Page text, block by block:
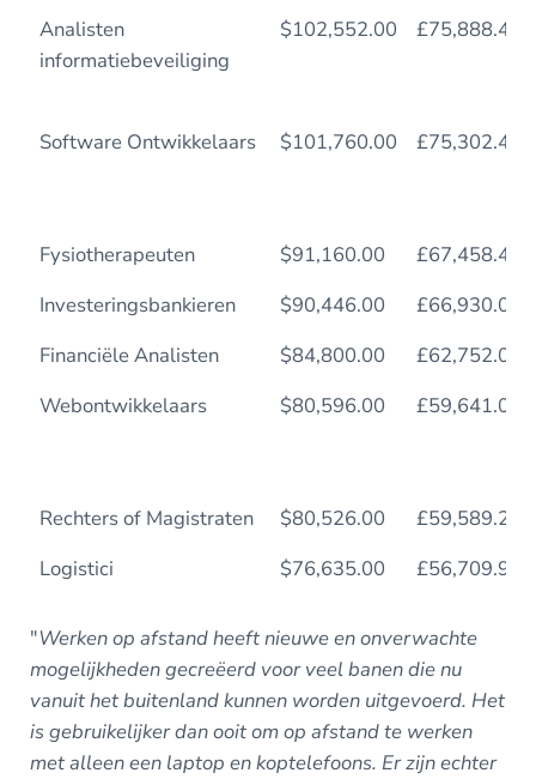
Analisten
informatiebeveiliging
$102,552.00 £75,888.48
Software Ontwikkelaars $101,760.00 £75,302.40
Fysiotherapeuten $91,160.00
£67,458.40
Investeringsbankieren
$90,446.00
£66,930.04
Financiële Analisten
$84,800.00
£62,752.00
Webontwikkelaars
$80,596.00 £59,641.04
Rechters of Magistraten $80,526.00
£59,589.24
Logistici
$76,635.00 £56,709.90
"Werken op afstand heeft nieuwe en onverwachte
mogelijkheden gecreëerd voor veel banen die nu
vanuit het buitenland kunnen worden uitgevoerd. Het
is gebruikelijker dan ooit om op afstand te werken
met alleen een laptop en koptelefoons. Er zijn echter